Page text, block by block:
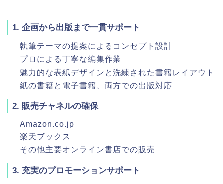
1. 企画から出版まで一貫サポート
執筆テーマの提案によるコンセプト設計
プロによる丁寧な編集作業
魅力的な表紙デザインと洗練された書籍レイアウト
紙の書籍と電子書籍、両方での出版対応
2. 販売チャネルの確保
Amazon.co.jp
楽天ブックス
その他主要オンライン書店での販売
3. 充実のプロモーションサポート